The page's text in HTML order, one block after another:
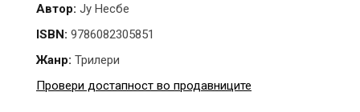
Автор: Ју Несбе
ISBN: 9786082305851
Жанр: Трилери
Провери достапност во продавниците